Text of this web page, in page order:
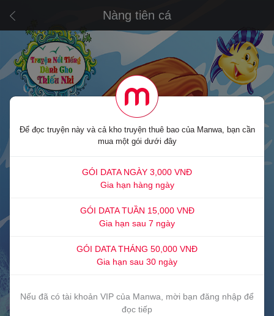
Nàng tiên cá
Để đọc truyện này và cả kho truyện thuê bao của Manwa, bạn cần
mua một gói dưới đây
GÓI DATA NGÀY 3,000 VNĐ
Gia hạn hàng ngày
GÓI DATA TUẦN 15,000 VNĐ
Gia hạn sau 7 ngày
GÓI DATA THÁNG 50,000 VNĐ
Gia hạn sau 30 ngày
Nếu đã có tài khoản VIP của Manwa, mời bạn đăng nhập để
đọc tiếp